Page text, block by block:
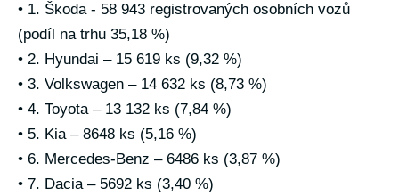
• 1. Škoda - 58 943 registrovaných osobních vozů
(podíl na trhu 35,18 %)
• 2. Hyundai – 15 619 ks (9,32 %)
• 3. Volkswagen – 14 632 ks (8,73 %)
• 4. Toyota – 13 132 ks (7,84 %)
• 5. Kia – 8648 ks (5,16 %)
• 6. Mercedes-Benz – 6486 ks (3,87 %)
• 7. Dacia – 5692 ks (3,40 %)